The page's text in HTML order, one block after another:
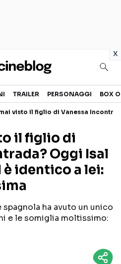
x
CANALI STREAMING
TRAILER
TRAILER PERSONAGGI BOX
visto il figlio di Vanessa
il figlio di
Oggi Isal
identico a lei:
ha avuto un unico
e le somiglia moltissimo: